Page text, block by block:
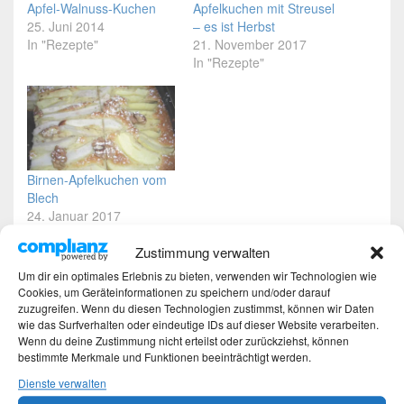
Zustimmung verwalten
Um dir ein optimales Erlebnis zu bieten, verwenden wir Technologien wie
Cookies, um Geräteinformationen zu speichern und/oder darauf
zuzugreifen. Wenn du diesen Technologien zustimmst, können wir Daten
wie das Surfverhalten oder eindeutige IDs auf dieser Website verarbeiten.
Wenn du deine Zustimmung nicht erteilst oder zurückziehst, können
bestimmte Merkmale und Funktionen beeinträchtigt werden.
Dienste verwalten
Apfel-Walnuss-Kuchen
25. Juni 2014
In "Rezepte"
Apfelkuchen mit Streusel
– es ist Herbst
21. November 2017
In "Rezepte"
Birnen-Apfelkuchen vom
Blech
24. Januar 2017
Dieser Eintrag wurde vonMartinaunterRezepteveröffentlicht und mit
Apfel,Apfel-Walnuss-Kuchen, Apfel-Walnuss-Muffins,backen
Muffin,Rezept,Walnussverschlagwortet. Setze ein Lesezeichen für
denPermalink.
Die Kommentare sind geschlossen.